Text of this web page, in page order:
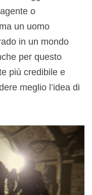
o
un uomo
in un mondo
per questo
più credibile e
meglio l’idea di